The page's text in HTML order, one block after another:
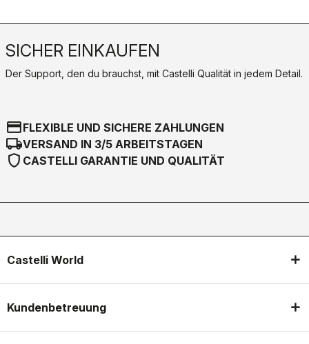
SICHER EINKAUFEN
Der Support, den du brauchst, mit Castelli Qualität in jedem Detail.
credit_cardFLEXIBLE UND SICHERE ZAHLUNGEN
local_shippingVERSAND IN 3/5 ARBEITSTAGEN
shield CASTELLI GARANTIE UND QUALITÄT
Castelli World
Kundenbetreuung